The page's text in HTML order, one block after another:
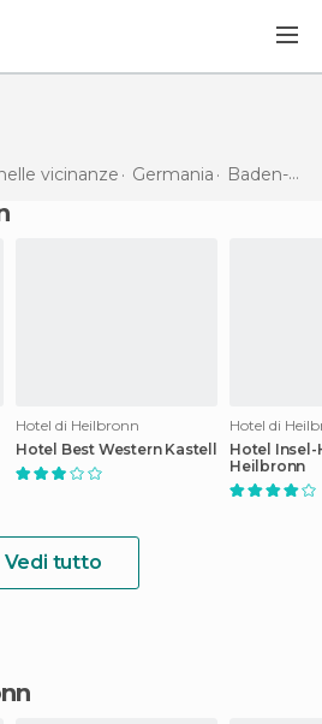
vicinanze Germania Baden-Württemberg
Hotel di Heilbronn
Hotel Best Western Kastell
Hotel di
Hotel Insel-
Heilbronn
Vedi tutto